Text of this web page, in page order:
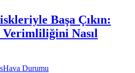
Başa Çıkın:
Nasıl
Hava Durumu